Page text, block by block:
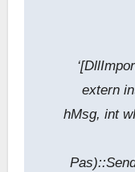
extern
hMsg, int